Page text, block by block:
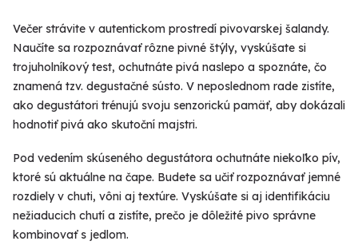
Večer strávite v autentickom prostredí pivovarskej šalandy.
Naučíte sa rozpoznávať rôzne pivné štýly, vyskúšate si
trojuholníkový test, ochutnáte pivá naslepo a spoznáte, čo
znamená tzv. degustačné sústo. V neposlednom rade zistíte,
ako degustátori trénujú svoju senzorickú pamäť, aby dokázali
hodnotiť pivá ako skutoční majstri.
Pod vedením skúseného degustátora ochutnáte niekoľko pív,
ktoré sú aktuálne na čape. Budete sa učiť rozpoznávať jemné
rozdiely v chuti, vôni aj textúre. Vyskúšate si aj identifikáciu
nežiaducich chutí a zistíte, prečo je dôležité pivo správne
kombinovať s jedlom.